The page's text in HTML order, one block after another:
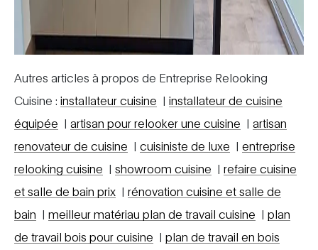
Autres articles à propos de Entreprise Relooking
Cuisine : installateur cuisine | installateur de cuisine
équipée | artisan pour relooker une cuisine | artisan
renovateur de cuisine | cuisiniste de luxe | entreprise
relooking cuisine | showroom cuisine | refaire cuisine
et salle de bain prix | rénovation cuisine et salle de
bain | meilleur matériau plan de travail cuisine | plan
de travail bois pour cuisine | plan de travail en bois